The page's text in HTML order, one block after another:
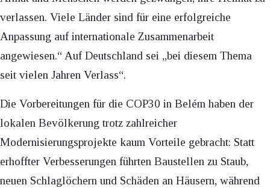
verlassen. Viele Länder sind für eine erfolgreiche
Anpassung auf internationale Zusammenarbeit
angewiesen.“ Auf Deutschland sei „bei diesem Thema
seit vielen Jahren Verlass“.
Die Vorbereitungen für die COP30 in Belém haben der
lokalen Bevölkerung trotz zahlreicher
Modernisierungsprojekte kaum Vorteile gebracht: Statt
erhoffter Verbesserungen führten Baustellen zu Staub,
neuen Schlaglöchern und Schäden an Häusern, während